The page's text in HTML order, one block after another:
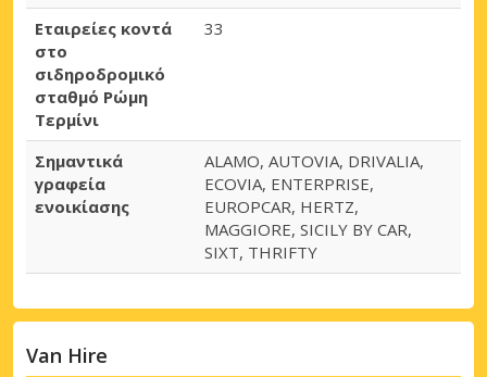
Εταιρείες κοντά
στο
σιδηροδρομικό
σταθμό Ρώμη
Τερμίνι
33
Σημαντικά
γραφεία
ενοικίασης
ALAMO, AUTOVIA, DRIVALIA,
ECOVIA, ENTERPRISE,
EUROPCAR, HERTZ,
MAGGIORE, SICILY BY CAR,
SIXT, THRIFTY
Van Hire
Αποκτήστε πρόσβαση σε αποκλειστικές